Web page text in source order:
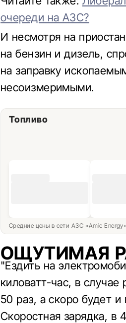
очереди на АЗС?
И несмотря на
на бензин и дизель,
на заправку
несоизмеримыми.
Топливо
Средние цены в сети АЗС «Amic
ОЩУТИМАЯ
"Ездить на
киловатт-час, в случае
50 раз, а скоро будет
Скоростная зарядка, в